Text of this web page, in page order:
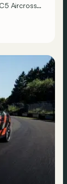
Aircross